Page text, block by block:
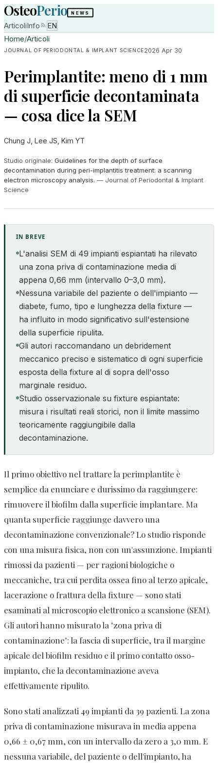
OsteoPerio NEWS
ArticoliInfo
EN
Home/Articoli
JOURNAL OF PERIODONTAL & IMPLANT SCIENCE2026 Apr 30
Perimplantite: meno di 1 mm
di superficie decontaminata
— cosa dice la SEM
Chung J, Lee JS, Kim YT
Studio originale: Guidelines for the depth of surface
decontamination during peri-implantitis treatment: a scanning
electron microscopy analysis. — Journal of Periodontal & Implant
Science
IN BREVE
L'analisi SEM di 49 impianti espiantati ha rilevato
una zona priva di contaminazione media di
appena 0,66 mm (intervallo 0–3,0 mm).
Nessuna variabile del paziente o dell'impianto —
diabete, fumo, tipo e lunghezza della fixture —
ha influito in modo significativo sull'estensione
della superficie ripulita.
Gli autori raccomandano un debridement
meccanico preciso e sistematico di ogni superficie
esposta della fixture al di sopra dell'osso
marginale residuo.
Studio osservazionale su fixture espiantate:
misura i risultati reali storici, non il limite massimo
teoricamente raggiungibile dalla
decontaminazione.
Il primo obiettivo nel trattare la perimplantite è
semplice da enunciare e durissimo da raggiungere:
rimuovere il biofilm dalla superficie implantare. Ma
quanta superficie raggiunge davvero una
decontaminazione convenzionale? Lo studio risponde
con una misura fisica, non con un'assunzione. Impianti
rimossi da pazienti — per ragioni biologiche o
meccaniche, tra cui perdita ossea fino al terzo apicale,
lacerazione o frattura della fixture — sono stati
esaminati al microscopio elettronico a scansione (SEM).
Gli autori hanno misurato la "zona priva di
contaminazione": la fascia di superficie, tra il margine
apicale del biofilm residuo e il primo contatto osso-
impianto, che la decontaminazione aveva
effettivamente ripulito.
Sono stati analizzati 49 impianti da 39 pazienti. La zona
priva di contaminazione misurava in media appena
0,66 ± 0,67 mm, con un intervallo da zero a 3,0 mm. E
nessuna variabile, del paziente o dell'impianto, ha